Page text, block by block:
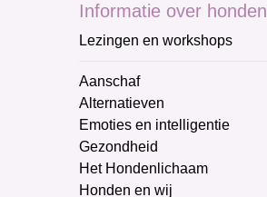
Informatie over honden
Lezingen en workshops
Aanschaf
Alternatieven
Emoties en intelligentie
Gezondheid
Het Hondenlichaam
Honden en wij